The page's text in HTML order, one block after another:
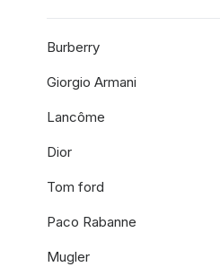
Burberry
Giorgio Armani
Lancôme
Dior
Tom ford
Paco Rabanne
Mugler